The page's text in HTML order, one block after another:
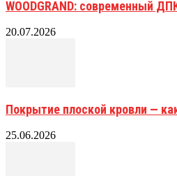
WOODGRAND: современный
20.07.2026
Покрытие плоской кровли —
25.06.2026